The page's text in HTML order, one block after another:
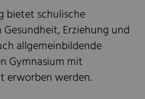
bietet schulische
Erziehung und
allgemeinbildende
Gymnasium mit
erworben werden.